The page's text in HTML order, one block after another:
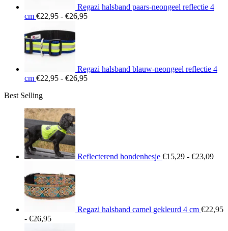
Regazi halsband paars-neongeel reflectie 4
cm €22,95 - €26,95Prijsklasse:
Regazi halsband blauw-neongeel reflectie 4
cm €22,95 - €26,95Prijsklasse:
Best Selling
Reflecterend hondenhesje €15,29 - €23,09
Regazi halsband camel gekleurd 4 cm €22,95
- €26,95Prijsklasse: